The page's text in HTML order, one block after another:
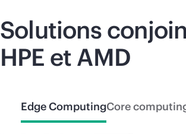
Solutions
HPE et AMD
Edge ComputingCore